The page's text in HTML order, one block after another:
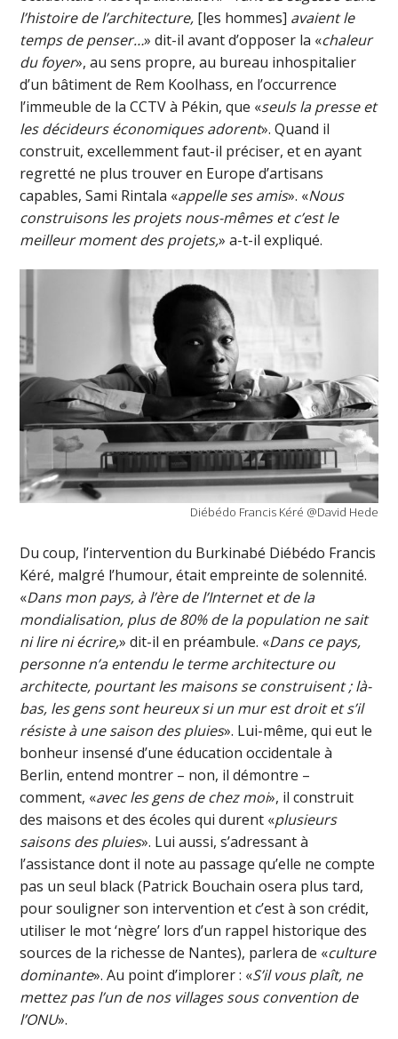
l’histoire de l’architecture, [les hommes] avaient le
temps de penser…» dit-il avant d’opposer la «chaleur
du foyer», au sens propre, au bureau inhospitalier
d’un bâtiment de Rem Koolhass, en l’occurrence
l’immeuble de la CCTV à Pékin, que «seuls la presse et
les décideurs économiques adorent». Quand il
construit, excellemment faut-il préciser, et en ayant
regretté ne plus trouver en Europe d’artisans
capables, Sami Rintala «appelle ses amis». «Nous
construisons les projets nous-mêmes et c’est le
meilleur moment des projets,» a-t-il expliqué.
Diébédo Francis Kéré @David Hede
Du coup, l’intervention du Burkinabé Diébédo Francis
Kéré, malgré l’humour, était empreinte de solennité.
«Dans mon pays, à l’ère de l’Internet et de la
mondialisation, plus de 80% de la population ne sait
ni lire ni écrire,» dit-il en préambule. «Dans ce pays,
personne n’a entendu le terme architecture ou
architecte, pourtant les maisons se construisent ; là-
bas, les gens sont heureux si un mur est droit et s’il
résiste à une saison des pluies». Lui-même, qui eut le
bonheur insensé d’une éducation occidentale à
Berlin, entend montrer – non, il démontre –
comment, «avec les gens de chez moi», il construit
des maisons et des écoles qui durent «plusieurs
saisons des pluies». Lui aussi, s’adressant à
l’assistance dont il note au passage qu’elle ne compte
pas un seul black (Patrick Bouchain osera plus tard,
pour souligner son intervention et c’est à son crédit,
utiliser le mot ‘nègre’ lors d’un rappel historique des
sources de la richesse de Nantes), parlera de «culture
dominante». Au point d’implorer : «S’il vous plaît, ne
mettez pas l’un de nos villages sous convention de
l’ONU».